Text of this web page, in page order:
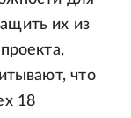
их из
что
18